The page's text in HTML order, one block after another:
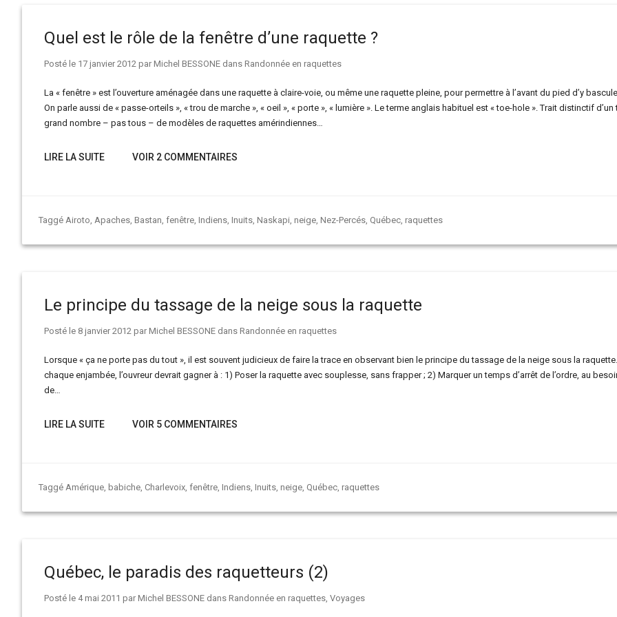
Quel est le rôle de la fenêtre d’une raquette ?
Posté le 17 janvier 2012 par Michel BESSONE dans Randonnée en raquettes
La « fenêtre » est l’ouverture aménagée dans une raquette à claire-voie, ou même une raquette pleine, pour permettre à l’avant du pied d’y
On parle aussi de « passe-orteils », « trou de marche », « oeil », « porte », « lumière ». Le terme anglais habituel est « toe-hole ». Trait distinctif d’un
grand nombre – pas tous – de modèles de raquettes amérindiennes…
LIRE LA SUITE VOIR 2 COMMENTAIRES
Taggé Airoto, Apaches, Bastan, fenêtre, Indiens, Inuits, Naskapi, neige, Nez-Percés, Québec, raquettes
Le principe du tassage de la neige sous la raquette
Posté le 8 janvier 2012 par Michel BESSONE dans Randonnée en raquettes
Lorsque « ça ne porte pas du tout », il est souvent judicieux de faire la trace en observant bien le principe du tassage de la neige sous la
chaque enjambée, l’ouvreur devrait gagner à : 1) Poser la raquette avec souplesse, sans frapper ; 2) Marquer un temps d’arrêt de l’ordre, au
de…
LIRE LA SUITE VOIR 5 COMMENTAIRES
Taggé Amérique, babiche, Charlevoix, fenêtre, Indiens, Inuits, neige, Québec, raquettes
Québec, le paradis des raquetteurs (2)
Posté le 4 mai 2011 par Michel BESSONE dans Randonnée en raquettes, Voyages